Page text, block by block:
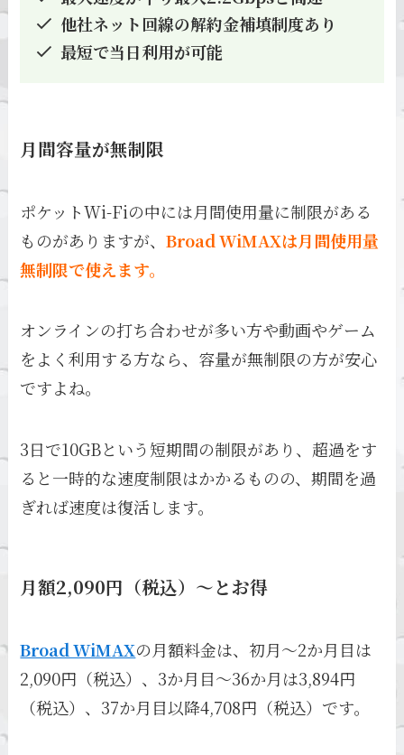
他社ネット回線の解約金補填制度あり
最短で当日利用が可能
月間容量が無制限
ポケットWi-Fiの中には月間使用量に制限がある
ものがありますが、Broad WiMAXは月間使用量
無制限で使えます。
オンラインの打ち合わせが多い方や動画やゲーム
をよく利用する方なら、容量が無制限の方が安心
ですよね。
3日で10GBという短期間の制限があり、超過をす
ると一時的な速度制限はかかるものの、期間を過
ぎれば速度は復活します。
月額2,090円（税込）～とお得
Broad WiMAXの月額料金は、初月～2か月目は
2,090円（税込）、3か月目～36か月は3,894円
（税込）、37か月目以降4,708円（税込）です。